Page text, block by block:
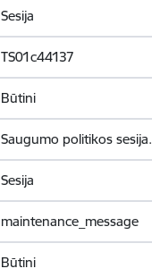
Sesija
TS01c44137
Būtini
Saugumo politikos sesija.
Sesija
maintenance_message
Būtini